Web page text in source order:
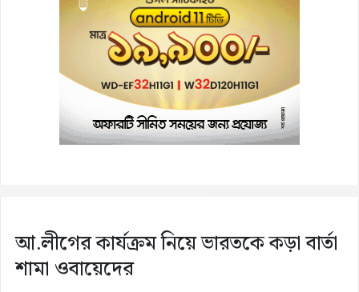
আ.লীগের কার্যক্রম নিয়ে ভারতকে কড়া বার্তা
শামা ওবায়েদের